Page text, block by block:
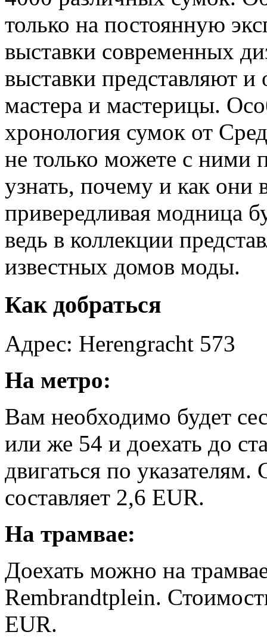
только на постоянную
выставки современных
выставки представляют
мастера и мастерицы.
хронология сумок от
не только можете с ними
узнать, почему и как
привередливая модница
ведь в коллекции
известных домов моды.
Как добраться
Адрес: Herengracht 573
На метро:
Вам необходимо будет
или же 54 и доехать до
двигаться по
составляет 2,6 EUR.
На трамвае:
Доехать можно на
Rembrandtplein.
EUR.